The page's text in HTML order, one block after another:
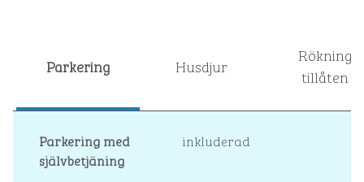
Parkering Husdjur
Rökning
tillåten
Parkering med
självbetjäning
inkluderad